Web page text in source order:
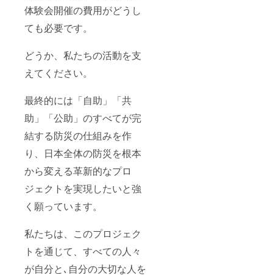
体験会開催の費用がどうし
ても必要です。
どうか、私たちの活動を支
えてください。
最終的には「自助」「共
助」「公助」のすべてが完
結する防災の仕組みを作
り、日本全体の防災を根本
から変える革新的なプロ
ジェクトを実現したいと強
く願っています。
私たちは、このプロジェク
トを通じて、すべての人々
が自分と､自分の大切な人を